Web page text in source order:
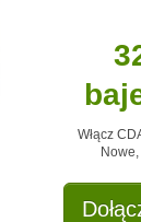
Włącz